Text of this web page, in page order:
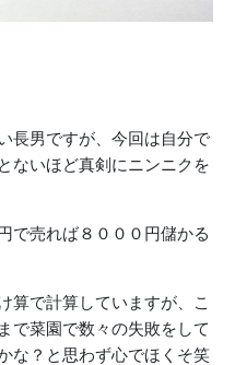
長男ですが、今回は自分で
ないほど真剣にニンニクを
で売れば８０００円儲かる
算で計算していますが、こ
で菜園で数々の失敗をして
な？と思わず心でほくそ笑